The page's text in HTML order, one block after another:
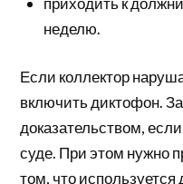
неделю.
Если коллектор
включить диктофон.
доказательством,
суде. При этом нужно
том, что